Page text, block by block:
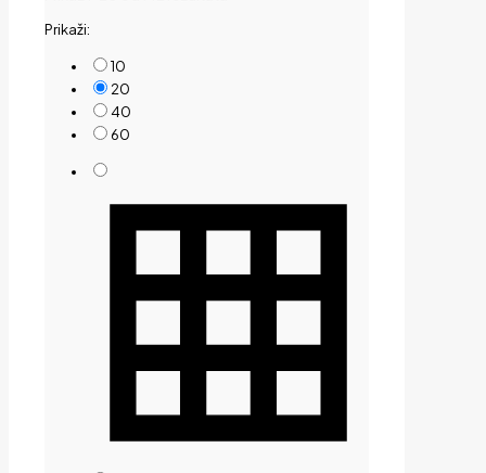
Prikaži:
10
20
40
60